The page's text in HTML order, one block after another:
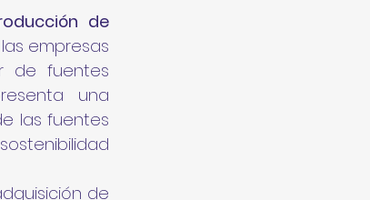
de
empresas
de fuentes
una
las fuentes
de